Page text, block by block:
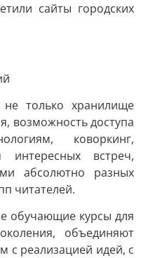
сайты городских
только хранилище
возможность доступа
коворкинг,
встреч,
абсолютно разных
читателей.
обучающие курсы для
объединяют
с реализацией идей, с